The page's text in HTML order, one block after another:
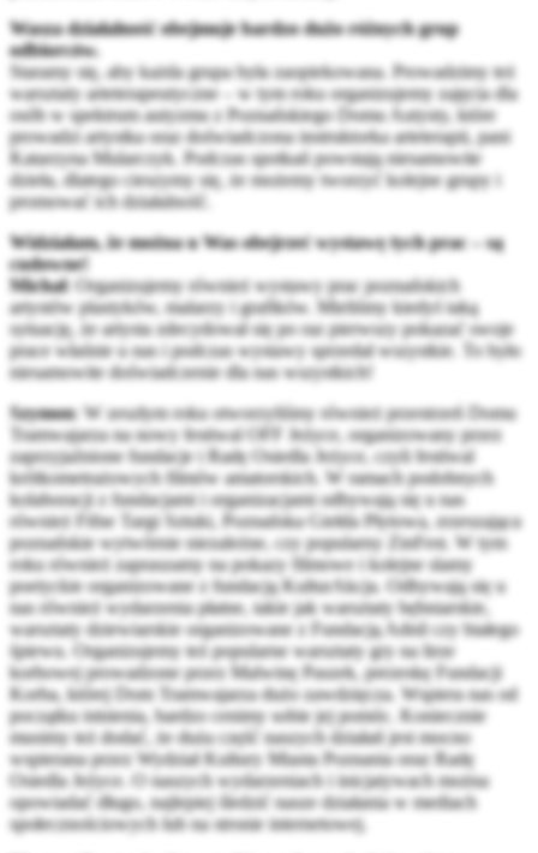
Wasza działalność obejmuje bardzo dużo różnych grup
odbiorców.
Staramy się, aby każda grupa była zaopiekowana. Prowadzimy też
warsztaty arteterapeutyczne – w tym roku organizujemy zajęcia dla
osób w spektrum autyzmu z Poznańskiego Domu Autysty, które
prowadzi artystka oraz doświadczona instruktorka arteterapii, pani
Katarzyna Mularczyk. Podczas spotkań powstają niesamowite
dzieła, dlatego cieszymy się, że możemy tworzyć kolejne grupy i
promować ich działalność.
Widziałam, że można u Was obejrzeć wystawę tych prac – są
cudowne!
Michał: Organizujemy również wystawy prac poznańskich
artystów plastyków, malarzy i grafików. Mieliśmy kiedyś taką
sytuację, że artysta zdecydował się po raz pierwszy pokazać swoje
prace właśnie u nas i podczas wystawy sprzedał wszystkie. To było
niesamowite doświadczenie dla nas wszystkich!
Szymon: W zeszłym roku otworzyliśmy również przestrzeń Domu
Tramwajarza na nowy festiwal OFF Jeżyce, organizowany przez
zaprzyjaźnione fundacje i Radę Osiedla Jeżyce, czyli festiwal
krótkometrażowych filmów amatorskich. W ramach podobnych
kolaboracji z fundacjami i organizacjami odbywają się u nas
również Fifne Targi Sztuki, Poznańska Giełda Płytowa, zrzeszająca
poznańskie wytwórnie niezależne, czy popularny ZinFest. W tym
roku również zapraszamy na pokazy filmowe i kolejne slamy
poetyckie organizowane z fundacją KulturAkcja. Odbywają się u
nas również wydarzenia płatne, takie jak warsztaty bębniarskie,
warsztaty dziewiarskie organizowane z Fundacją Adnil czy białego
śpiewu. Organizujemy też popularne warsztaty gry na lirze
korbowej prowadzone przez Malwinę Paszek, prezeskę Fundacji
Korba, której Dom Tramwajarza dużo zawdzięcza. Wspiera nas od
początku istnienia, bardzo cenimy sobie jej pomóc. Koniecznie
musimy też dodać, że duża część naszych działań jest mocno
wspierana przez Wydział Kultury Miasta Poznania oraz Radę
Osiedla Jeżyce. O naszych wydarzeniach i inicjatywach można
opowiadać długo, najlepiej śledzić nasze działania w mediach
społecznościowych lub na stronie internetowej.